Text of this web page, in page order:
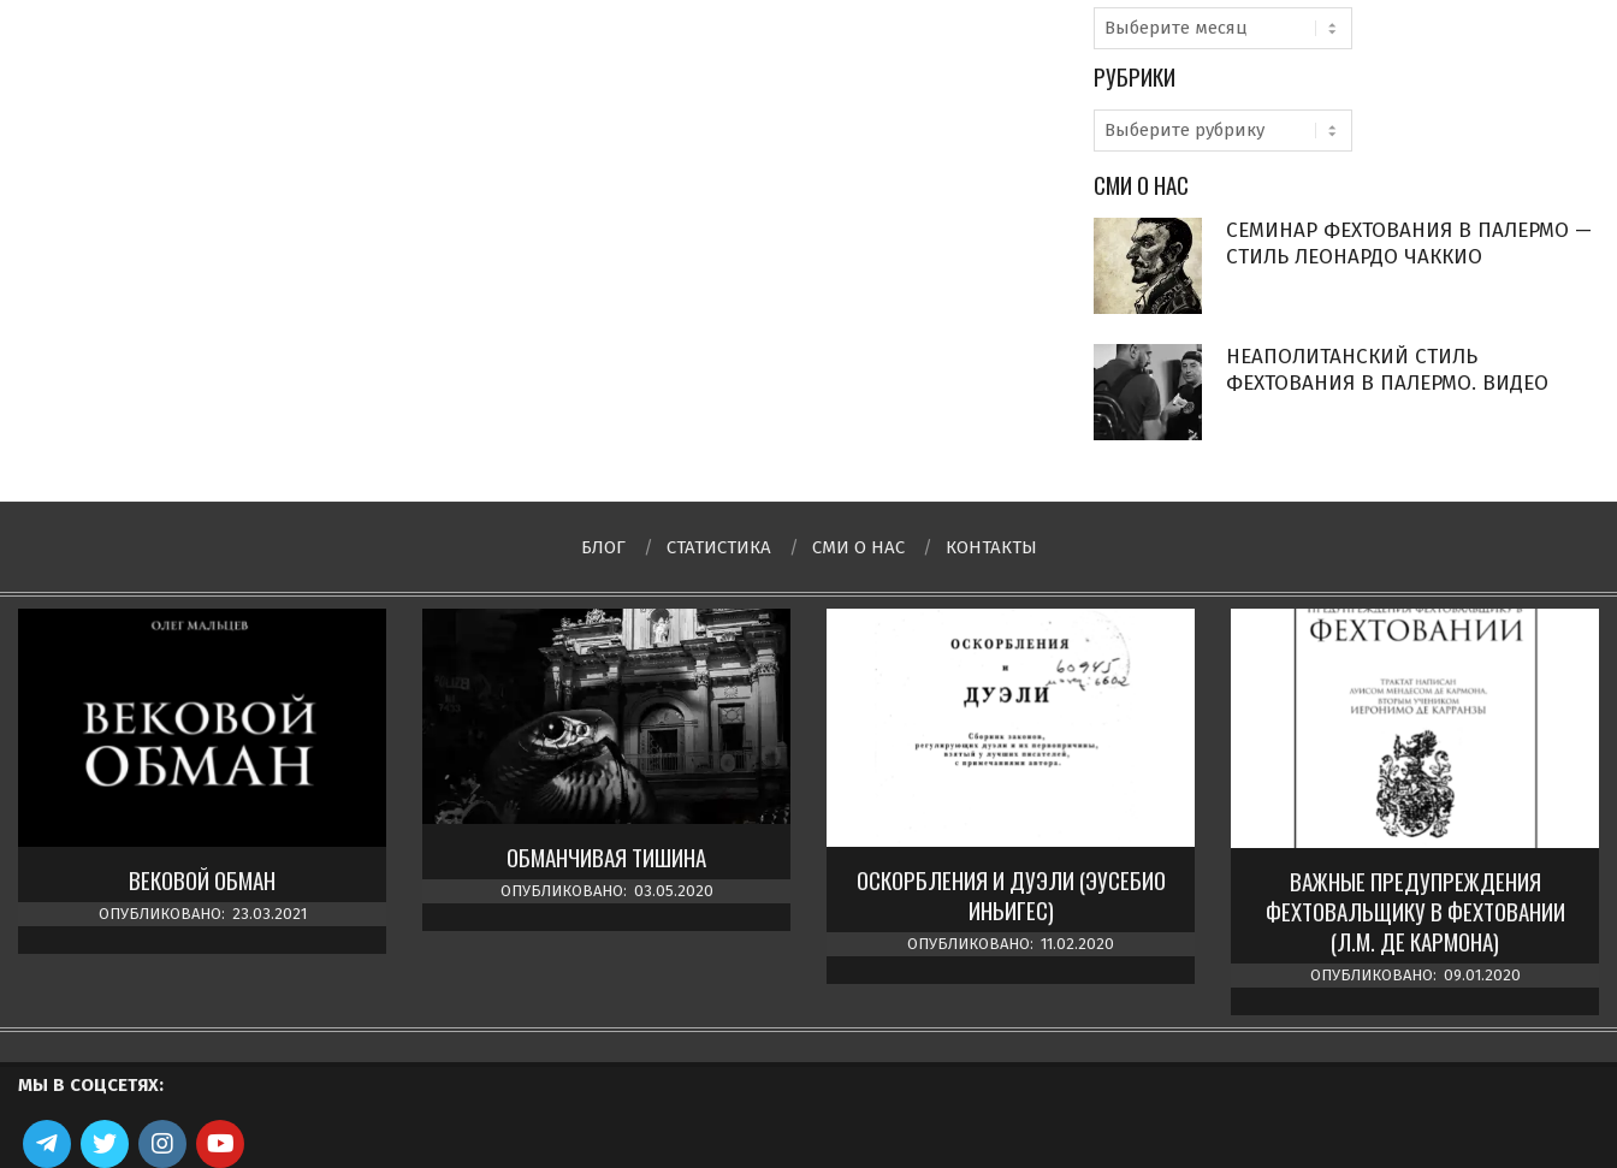
Архивы
РУБРИКИ
Рубрики
СМИ О НАС
СЕМИНАР ФЕХТОВАНИЯ В ПАЛЕРМО —
СТИЛЬ ЛЕОНАРДО ЧАККИО
НЕАПОЛИТАНСКИЙ СТИЛЬ
ФЕХТОВАНИЯ В ПАЛЕРМО. ВИДЕО
БЛОГ СТАТИСТИКА СМИ О НAC КОНТАКТЫ
ВЕКОВОЙ ОБМАН
ОПУБЛИКОВАНО: 23.03.2021
ОБМАНЧИВАЯ ТИШИНА
ОПУБЛИКОВАНО: 03.05.2020
ОСКОРБЛЕНИЯ И ДУЭЛИ (ЭУСЕБИО
ИНЬИГЕС)
ОПУБЛИКОВАНО: 11.02.2020
ВАЖНЫЕ ПРЕДУПРЕЖДЕНИЯ
ФЕХТОВАЛЬЩИКУ В ФЕХТОВАНИИ
(Л.М. ДЕ КАРМОНА)
ОПУБЛИКОВАНО: 09.01.2020
МЫ В СОЦСЕТЯХ: